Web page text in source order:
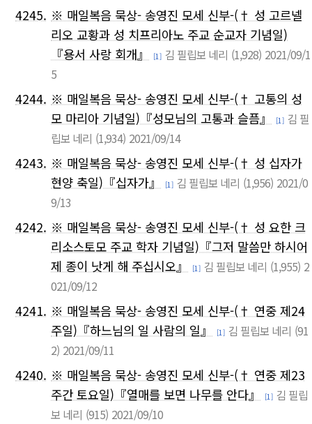
4245. ※ 매일복음 묵상- 송영진 모세 신부-(† 성 고르넬
리오 교황과 성 치프리아노 주교 순교자 기념일)
『용서 사랑 회개』
[1] 김 필립보 네리 (1,928) 2021/09/1
5
4244. ※ 매일복음 묵상- 송영진 모세 신부-(† 고통의 성
모 마리아 기념일)『성모님의 고통과 슬픔』
[1] 김 필
립보 네리 (1,934) 2021/09/14
4243. ※ 매일복음 묵상- 송영진 모세 신부-(† 성 십자가
현양 축일)『십자가』
[1] 김 필립보 네리 (1,956) 2021/0
9/13
4242. ※ 매일복음 묵상- 송영진 모세 신부-(† 성 요한 크
리소스토모 주교 학자 기념일)『그저 말씀만 하시어
제 종이 낫게 해 주십시오』
[1] 김 필립보 네리 (1,955) 2
021/09/12
4241. ※ 매일복음 묵상- 송영진 모세 신부-(† 연중 제24
주일)『하느님의 일 사람의 일』
[1] 김 필립보 네리 (91
2) 2021/09/11
4240. ※ 매일복음 묵상- 송영진 모세 신부-(† 연중 제23
주간 토요일)『열매를 보면 나무를 안다』
[1] 김 필립
보 네리 (915) 2021/09/10